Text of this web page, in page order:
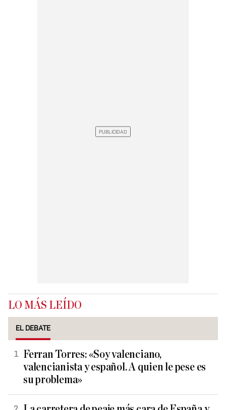
LO MÁS LEÍDO
EL DEBATE
Ferran Torres: «Soy valenciano,
valencianista y español. A quien le pese es
su problema»